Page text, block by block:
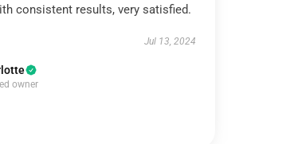
consistent results, very satisfied.
Jul 13, 2024
owner